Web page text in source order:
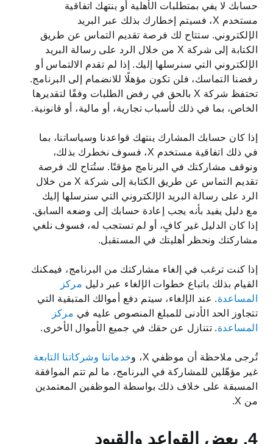
حسابك لا يفي بمتطلبات الأهلية أو ينتهك اتفاقية
مستخدم X، فسيتم إخطارك بذلك عبر البريد
الإلكتروني. ستتاح لك فرصة تقديم التماس عن طريق
الكتابة إلى شركة X من خلال الرد على رسالة البريد
الإلكتروني التي سنرسلها إليك. إذا لم تقدم الالتماس أو
رفضنا التماسك، فلن تكون مؤهلًا للانضمام إلى البرنامج.
تحتفظ شركة X بالحق في رفض الطلبات وفقًا لتقديرها
الخاص، بما في ذلك لأسباب تجارية، أو مالية، أو قانونية.
إذا كان حسابك المشارك ينتهك قواعدنا وسياساتنا، بما
في ذلك اتفاقية مستخدم X، فسوف نخطرك بذلك،
ونوقف مشاركتك في البرنامج مؤقتًا. ستُتاح لك فرصة
تقديم التماس عن طريق الكتابة إلى شركة X من خلال
الرد على رسالة البريد الإلكتروني التي سنرسلها إليك
مع دليل يفيد بأنه يجب إعادة حسابك إلى وضعه السابق.
إذا كان الدليل غير كافٍ، أو لم تستجب له، فسوف نلغي
مشاركتك ونحظر أهليتك في المستقبل.
إذا كنت ترغب في إلغاء مشاركتك من البرنامج، فيمكنك
القيام بذلك باتباع خطوات الإلغاء عبر دليل مركز
المساعدة. عند الإلغاء، سيتم دفع أموالك المتبقية التي
تتجاوز الحد الأدنى للمبلغ المنصوص عليه في مركز
المساعدة. تتنازل عن حقك في جميع الأموال الأخرى.
تُرجى ملاحظة أن موظفي X، و
خدماتنا وشركاتنا التابعة
غير مؤهّلين للمشاركة في البرنامج، ما لم تتم الموافقة
المسبقة على خلاف ذلك بواسطة الموظفين المعتمدين
من X.
4. بعض القواعد والقيود